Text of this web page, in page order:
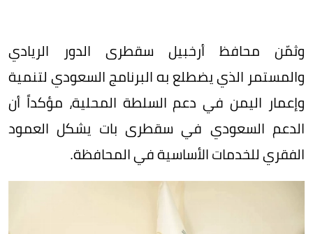
وثمّن محافظ أرخبيل سقطرى الدور الريادي
والمستمر الذي يضطلع به البرنامج السعودي لتنمية
وإعمار اليمن في دعم السلطة المحلية، مؤكداً أن
الدعم السعودي في سقطرى بات يشكل العمود
الفقري للخدمات الأساسية في المحافظة.